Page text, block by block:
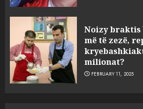
Noizy braktis
më të zezë,
milionat?
FEBRUARY 11, 2025
3
sulmuan
ngjarja u
serverat?
MARCH 25, 2025